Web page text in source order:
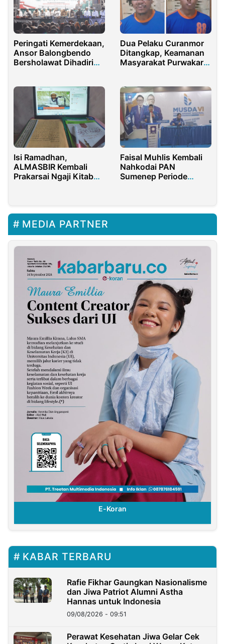
Peringati Kemerdekaan,
Ansor Balongbendo
Bersholawat Dihadiri
Dua Pelaku Curanmor
Ditangkap, Keamanan
Masyarakat Purwakarta
Isi Ramadhan,
ALMASBIR Kembali
Prakarsai Ngaji Kitab
Faisal Muhlis Kembali
Nahkodai PAN
Sumenep Periode
MEDIA PARTNER
E-Koran
KABAR TERBARU
Rafie Fikhar Gaungkan Nasionalisme
dan Jiwa Patriot Alumni Astha
Hannas untuk Indonesia
09/08/2026 - 09:51
Perawat Kesehatan Jiwa Gelar Cek